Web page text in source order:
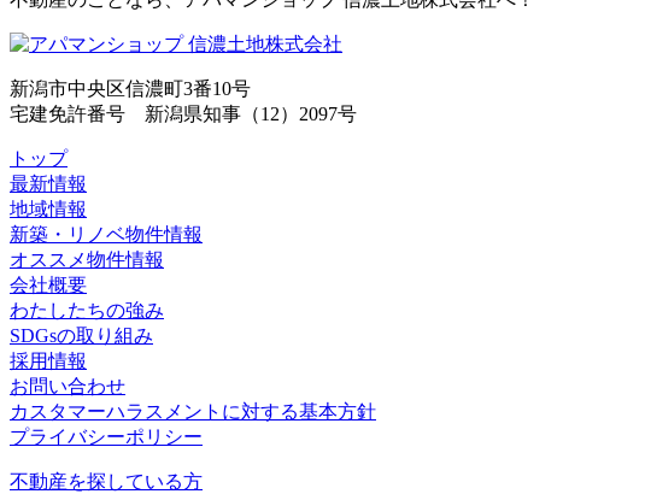
新潟市中央区信濃町3番10号
宅建免許番号 新潟県知事（12）2097号
トップ
最新情報
地域情報
新築・リノベ物件情報
オススメ物件情報
会社概要
わたしたちの強み
SDGsの取り組み
採用情報
お問い合わせ
カスタマーハラスメントに対する基本方針
プライバシーポリシー
不動産を探している方